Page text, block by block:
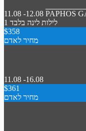
11.08 -12.08 PAPHOS
1 לילות לינה בלבד
$358
מחיר לאדם
11.08 -16.08
$361
מחיר לאדם